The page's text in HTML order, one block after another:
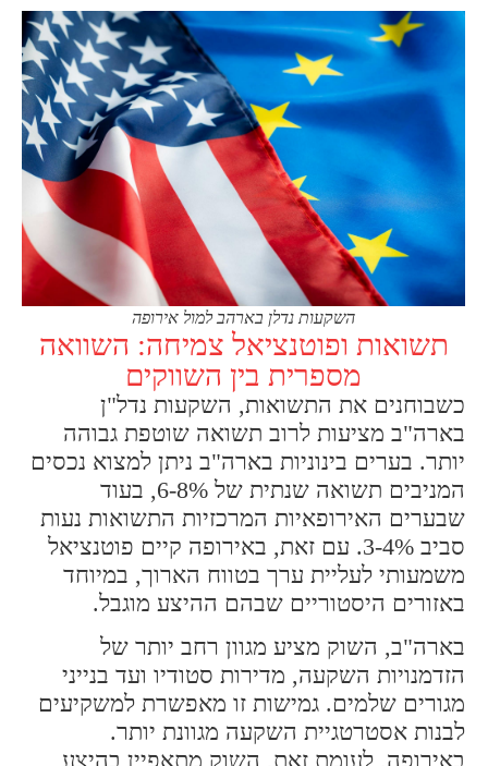
השקעות נדלן בארהב למול אירופה
תשואות ופוטנציאל צמיחה: השוואה
מספרית בין השווקים
כשבוחנים את התשואות, השקעות נדל"ן
בארה"ב מציעות לרוב תשואה שוטפת גבוהה
יותר. בערים בינוניות בארה"ב ניתן למצוא נכסים
המניבים תשואה שנתית של 6-8%, בעוד
שבערים האירופאיות המרכזיות התשואות נעות
סביב 3-4%. עם זאת, באירופה קיים פוטנציאל
משמעותי לעליית ערך בטווח הארוך, במיוחד
באזורים היסטוריים שבהם ההיצע מוגבל.
בארה"ב, השוק מציע מגוון רחב יותר של
הזדמנויות השקעה, מדירות סטודיו ועד בנייני
מגורים שלמים. גמישות זו מאפשרת למשקיעים
לבנות אסטרטגיית השקעה מגוונת יותר.
באירופה, לעומת זאת, השוק מתאפיין בהיצע